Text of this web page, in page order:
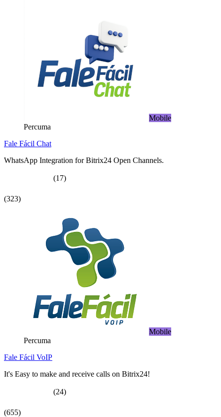
Mobile
Percuma
Fale Fácil Chat
WhatsApp Integration for Bitrix24 Open Channels.
(17)
(323)
Mobile
Percuma
Fale Fácil VoIP
It's Easy to make and receive calls on Bitrix24!
(24)
(655)